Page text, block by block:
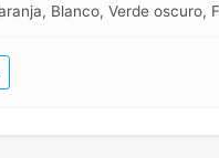
Blanco, Verde oscuro,